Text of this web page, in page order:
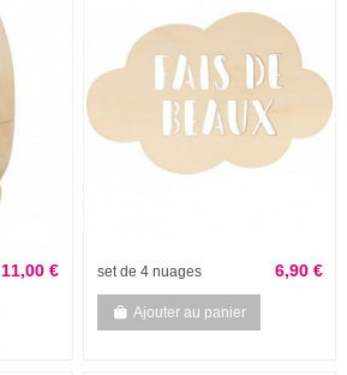
11,00 € set de 4 nuages 6,90 €
Ajouter au panier